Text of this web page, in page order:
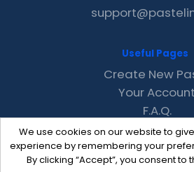
We use cookies on our website to
experience by remembering your
By clicking “Accept”, you consent to
Useful Pages
Create New
Your Account
F.A.Q.
Recent
Contact